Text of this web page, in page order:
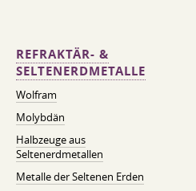
REFRAKTÄR- &
SELTENERDMETALLE
Wolfram
Molybdän
Halbzeuge aus
Seltenerdmetallen
Metalle der Seltenen Erden